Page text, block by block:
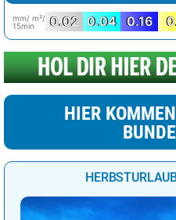
mm/ m²/
15min
0.02 0.04 0.16
HIER